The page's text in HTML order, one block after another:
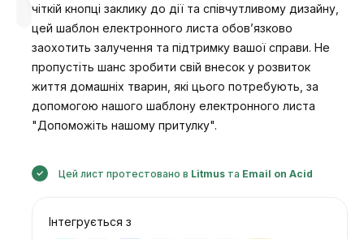
чіткій кнопці заклику до дії та співчутливому дизайну,
цей шаблон електронного листа обов’язково
заохотить залучення та підтримку вашої справи. Не
пропустіть шанс зробити свій внесок у розвиток
життя домашніх тварин, які цього потребують, за
допомогою нашого шаблону електронного листа
"Допоможіть нашому притулку".
Цей лист протестовано в Litmusта Email on Acid
Інтегрується з